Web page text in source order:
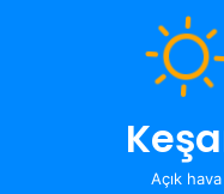
Açık hava